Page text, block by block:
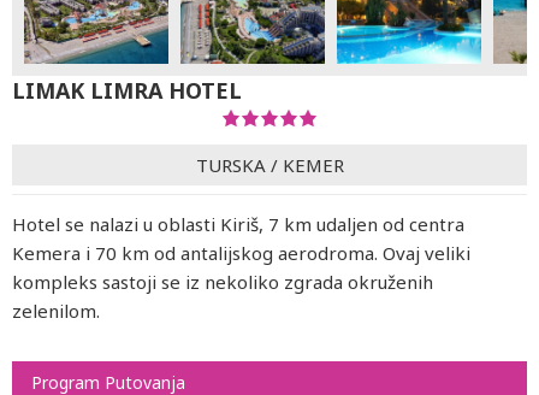
LIMAK LIMRA HOTEL
TURSKA / KEMER
Hotel se nalazi u oblasti Kiriš, 7 km udaljen od centra
Kemera i 70 km od antalijskog aerodroma. Ovaj veliki
kompleks sastoji se iz nekoliko zgrada okruženih
zelenilom.
Program Putovanja